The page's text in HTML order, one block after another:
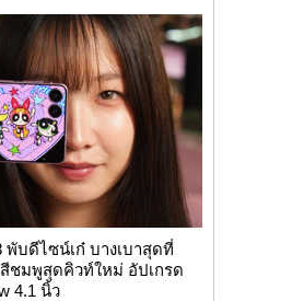
พับดีไซน์เก๋ บางเบาสุดที่
ชมพูสุดคิวท์ใหม่ อัปเกรด
4.1 นิ้ว